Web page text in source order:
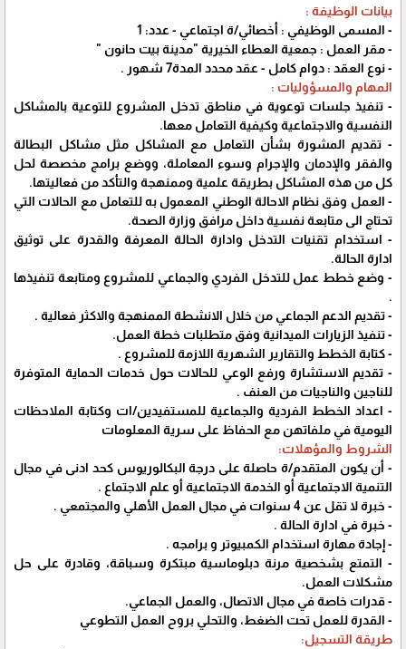
بيانات الوظيفة :
- المسمى الوظيفي : أخصائي/ة اجتماعي - عدد: 1
- مقر العمل : جمعية العطاء الخيرية "مدينة بيت حانون "
- نوع العقد : دوام كامل - عقد محدد المدة7 شهور .
المهام والمسؤوليات :
- تنفيذ جلسات توعوية في مناطق تدخل المشروع للتوعية بالمشاكل
النفسية والاجتماعية وكيفية التعامل معها.
- تقديم المشورة بشأن التعامل مع المشاكل مثل مشاكل البطالة
والفقر والإدمان والإجرام وسوء المعاملة، ووضع برامج مخصصة لحل
كل من هذه المشاكل بطريقة علمية وممنهجة والتأكد من فعاليتها.
- العمل وفق نظام الاحالة الوطني المعمول به للتعامل مع الحالات التي
تحتاج الى متابعة نفسية داخل مرافق وزارة الصحة.
- استخدام تقنيات التدخل وادارة الحالة المعرفة والقدرة على توثيق
ادارة الحالة.
- وضع خطط عمل للتدخل الفردي والجماعي للمشروع ومتابعة تنفيذها
.
- تقديم الدعم الجماعي من خلال الانشطة الممنهجة والاكثر فعالية .
- تنفيذ الزيارات الميدانية وفق متطلبات خطة العمل.
- كتابة الخطط والتقارير الشهرية اللازمة للمشروع .
- تقديم الاستشارة ورفع الوعي للحالات حول خدمات الحماية المتوفرة
للناجين والناجيات من العنف .
- اعداد الخطط الفردية والجماعية للمستفيدين/ات وكتابة الملاحظات
اليومية في ملفاتهن مع الحفاظ على سرية المعلومات
الشروط والمؤهلات:
- أن يكون المتقدم/ة حاصلة على درجة البكالوريوس كحد ادنى في مجال
التنمية الاجتماعية أو الخدمة الاجتماعية أو علم الاجتماع .
- خبرة لا تقل عن 4 سنوات في مجال العمل الأهلي والمجتمعي .
- خبرة في ادارة الحالة .
- إجادة مهارة استخدام الكمبيوتر و برامجه .
- التمتع بشخصية مرنة دبلوماسية مبتكرة وسباقة، وقادرة على حل
مشكلات العمل.
- قدرات خاصة في مجال الاتصال، والعمل الجماعي.
- القدرة للعمل تحت الضغط، والتحلي بروح العمل التطوعي
طريقة التسجيل: